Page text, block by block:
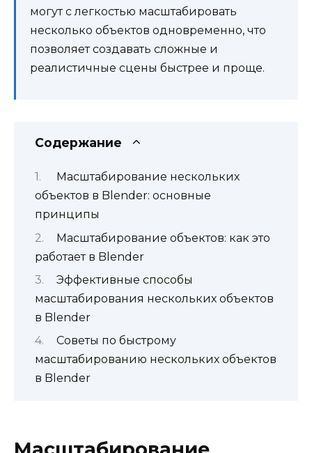
могут с легкостью масштабировать
несколько объектов одновременно, что
позволяет создавать сложные и
реалистичные сцены быстрее и проще.
Содержание
Масштабирование нескольких
объектов в Blender: основные
принципы
Масштабирование объектов: как это
работает в Blender
Эффективные способы
масштабирования нескольких объектов
в Blender
Советы по быстрому
масштабированию нескольких объектов
в Blender